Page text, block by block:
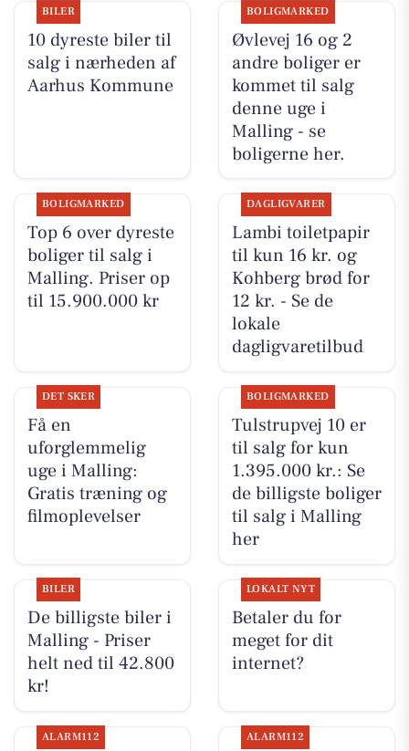
BILER
10 dyreste biler til
salg i nærheden af
Aarhus Kommune
BOLIGMARKED
Øvlevej 16 og 2
andre boliger er
kommet til salg
denne uge i
Malling - se
boligerne her.
BOLIGMARKED
Top 6 over dyreste
boliger til salg i
Malling. Priser op
til 15.900.000 kr
DAGLIGVARER
Lambi toiletpapir
til kun 16 kr. og
Kohberg brød for
12 kr. - Se de
lokale
dagligvaretilbud
DET SKER
Få en
uforglemmelig
uge i Malling:
Gratis træning og
filmoplevelser
BOLIGMARKED
Tulstrupvej 10 er
til salg for kun
1.395.000 kr.: Se
de billigste boliger
til salg i Malling
her
BILER
De billigste biler i
Malling - Priser
helt ned til 42.800
kr!
LOKALT NYT
Betaler du for
meget for dit
internet?
ALARM112 ALARM112